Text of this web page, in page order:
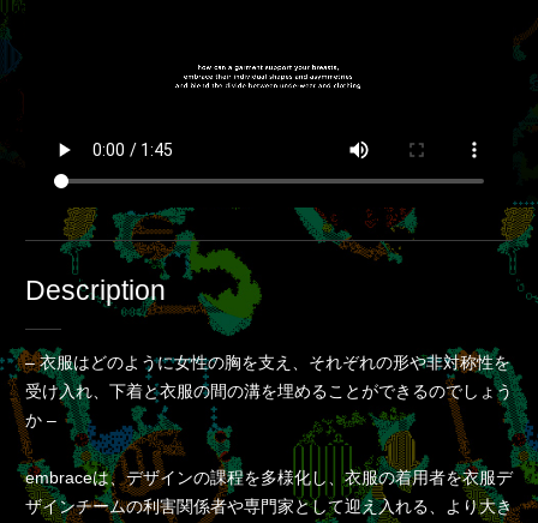
Description
– 衣服はどのように女性の胸を支え、それぞれの形や非対称性を
受け入れ、下着と衣服の間の溝を埋めることができるのでしょう
か –
embraceは、デザインの課程を多様化し、衣服の着用者を衣服デ
ザインチームの利害関係者や専門家として迎え入れる、より大き